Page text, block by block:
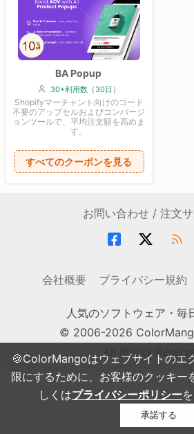
🍪ColorMangoはウェブサイトのエ
限にするために、お客様のクッキー
しくはプライバシーポリシー
承諾する
BA Popup
30+利用数（30日）
Shopifyマーチャント向けのコード
不要のアップセルおよびコンバージ
ョンツールで、平均注文額を高めま
す。
すべてのクーポンを見る
お問い合わせ / 注文サ
会社概要 プライバシー規約
人気のソフトウェア・毎
© 2006-2026
All Rights